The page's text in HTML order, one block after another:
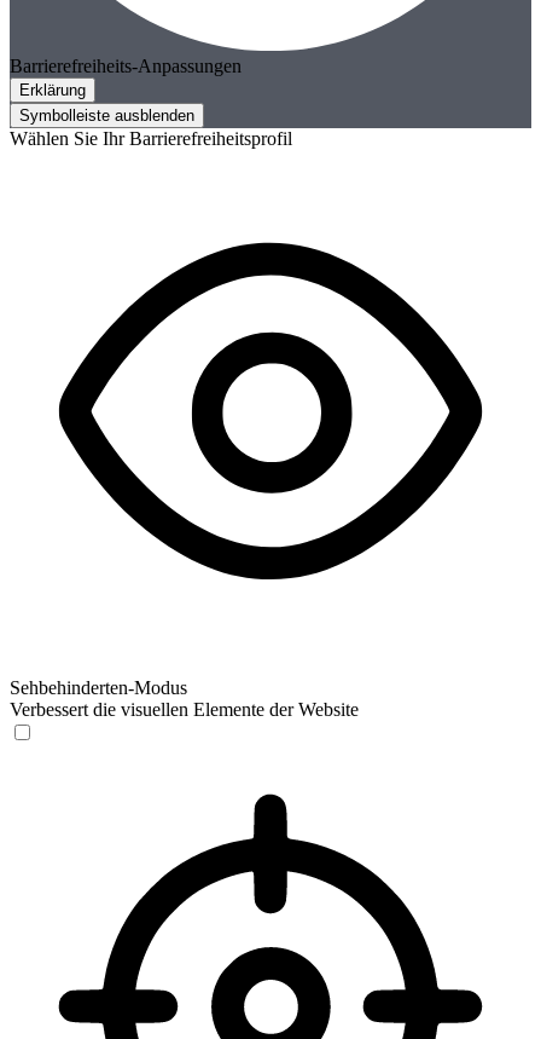
Barrierefreiheits-Anpassungen
Erklärung
Symbolleiste ausblenden
Wählen Sie Ihr Barrierefreiheitsprofil
Sehbehinderten-Modus
Verbessert die visuellen Elemente der Website